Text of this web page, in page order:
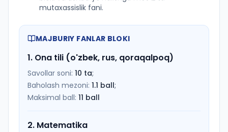
mutaxassislik fani.
MAJBURIY FANLAR BLOKI
1. Ona tili (o'zbek, rus, qoraqalpoq)
Savollar soni: 10 ta;
Baholash mezoni: 1.1 ball;
Maksimal ball: 11 ball
2. Matematika